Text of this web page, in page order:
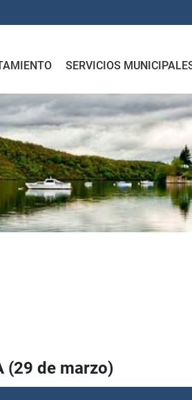
SERVICIOS
(29 de marzo)